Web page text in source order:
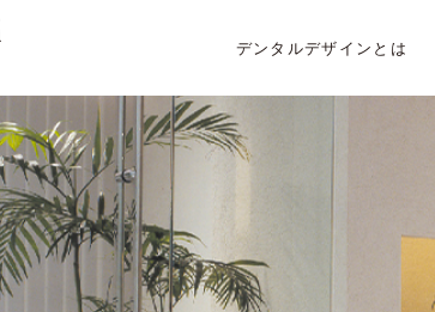
デンタルデザインとは